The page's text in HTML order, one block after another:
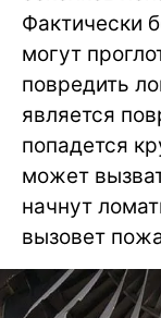
Фактически
могут
повредить
является
попадется
может
начнут
вызовет